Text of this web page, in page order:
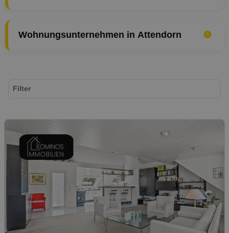
Wohnungsunternehmen in Attendorn
Filter